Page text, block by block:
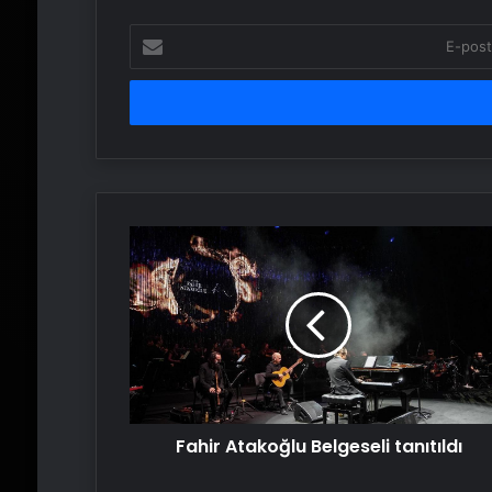
posta
adresinizi
Fahir
Atakoğlu
Belgeseli
tanıtıldı
Fahir Atakoğlu Belgeseli tanıtıldı